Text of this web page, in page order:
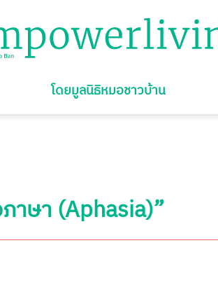
โดยมูลนิธิหมอชาวบ้าน
าษา (Aphasia)”